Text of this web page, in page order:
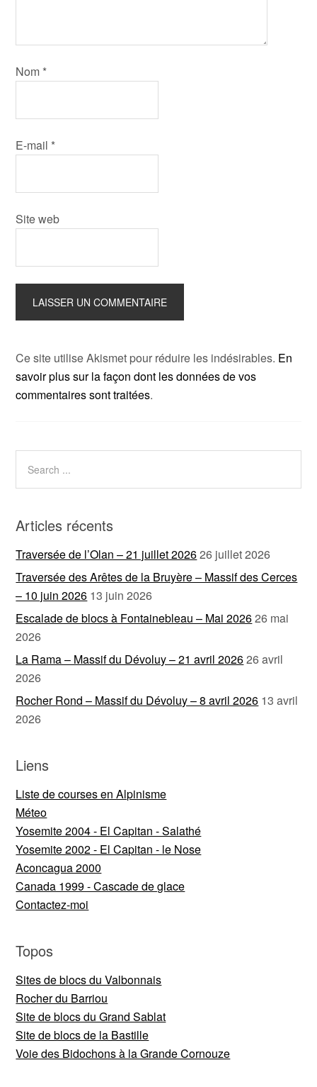
Nom *
E-mail *
Site web
Ce site utilise Akismet pour réduire les indésirables. En
savoir plus sur la façon dont les données de vos
commentaires sont traitées.
Articles récents
Traversée de l’Olan – 21 juillet 202626 juillet 2026
Traversée des Arêtes de la Bruyère – Massif des Cerces
– 10 juin 2026 13 juin 2026
Escalade de blocs à Fontainebleau – Mai 202626 mai
2026
La Rama – Massif du Dévoluy – 21 avril 202626 avril
2026
Rocher Rond – Massif du Dévoluy – 8 avril 2026 13 avril
2026
Liens
Liste de courses en Alpinisme
Méteo
Yosemite 2004 - El Capitan - Salathé
Yosemite 2002 - El Capitan - le Nose
Aconcagua 2000
Canada 1999 - Cascade de glace
Contactez-moi
Topos
Sites de blocs du Valbonnais
Rocher du Barriou
Site de blocs du Grand Sablat
Site de blocs de la Bastille
Voie des Bidochons à la Grande Cornouze